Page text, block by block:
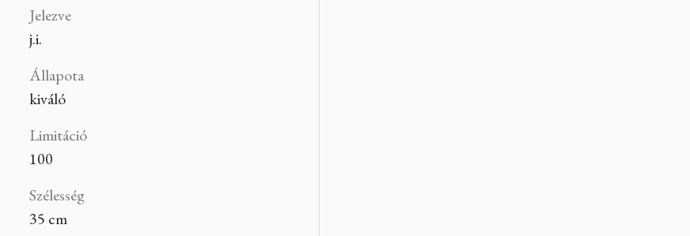
Jelezve
j.i.
Állapota
kiváló
Limitáció
100
Szélesség
35 cm